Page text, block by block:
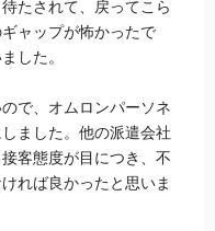
たされて、戻ってこら
ャップが怖かったで
した。
で、オムロンパーソネ
ました。他の派遣会社
客態度が目につき、不
れば良かったと思いま